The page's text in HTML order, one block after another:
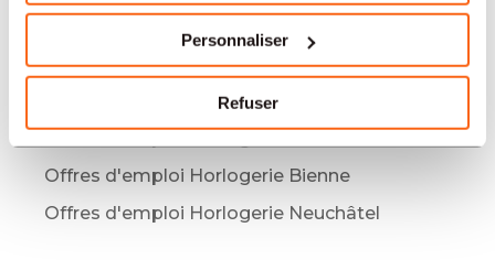
Personnaliser
Refuser
Offres d'emploi Horlogerie Bâle
Offres d'emploi Horlogerie Genève
Offres d'emploi Horlogerie La Chaux-de-
Offres d'emploi Horlogerie Bienne
Offres d'emploi Horlogerie Neuchâtel